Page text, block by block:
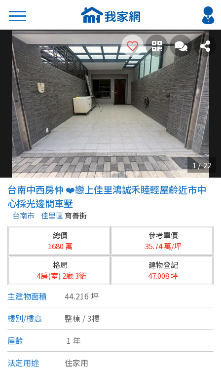
搜尋
熱門關鍵字
2026 台北降價好屋限量釋出
2026 新北降價好屋限量釋出
2026 台中降價好屋限量釋出
2026 台南降價好屋限量釋出
2026 高雄降價好屋限量釋出
縣市
不限
台北市
基隆市
新北市
宜蘭縣
桃園市
新竹市
新竹縣
區域
類型(可複選)
不拘 公寓 電梯大樓 套房
別墅 透天厝 樓中樓 華廈
台南中西房仲 ❤️戀上佳里鴻誠禾睦輕屋齡近市中
心採光邊間車墅
台南市 佳里區 育善街
總價
1680 萬
參考單價
35.74 萬/坪
格局
4房(室) 2廳 3衛
建物登記
47.008 坪
主建物面積
44.216 坪
樓別/樓高
整棟 / 3樓
屋齡
1 年
法定用途
住家用